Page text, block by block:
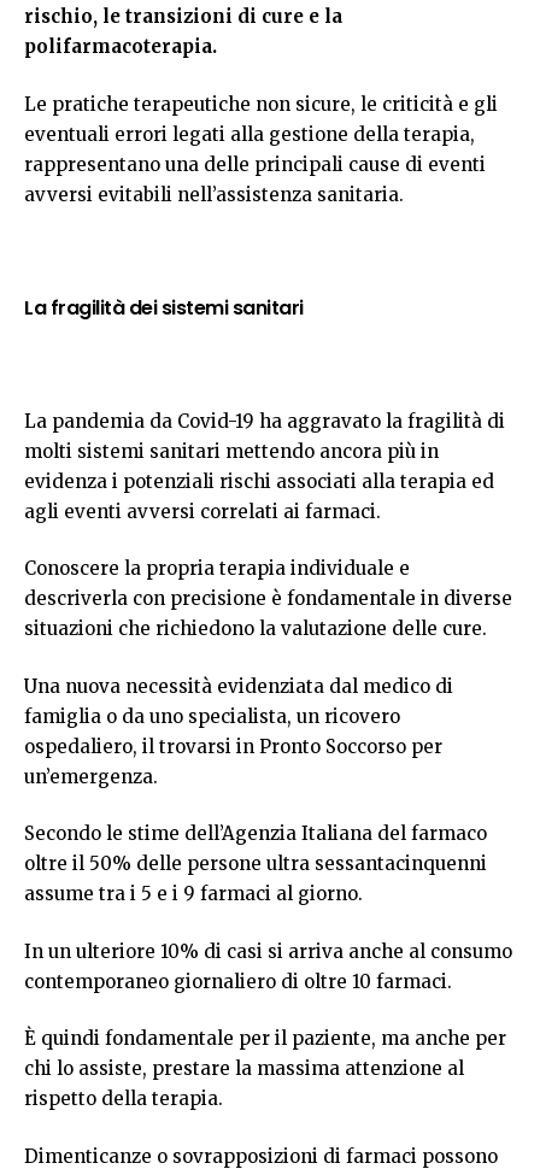
rischio, le transizioni di cure e la
polifarmacoterapia.
Le pratiche terapeutiche non sicure, le criticità e gli
eventuali errori legati alla gestione della terapia,
rappresentano una delle principali cause di eventi
avversi evitabili nell’assistenza sanitaria.
La fragilità dei sistemi sanitari
La pandemia da Covid-19 ha aggravato la fragilità di
molti sistemi sanitari mettendo ancora più in
evidenza i potenziali rischi associati alla terapia ed
agli eventi avversi correlati ai farmaci.
Conoscere la propria terapia individuale e
descriverla con precisione è fondamentale in diverse
situazioni che richiedono la valutazione delle cure.
Una nuova necessità evidenziata dal medico di
famiglia o da uno specialista, un ricovero
ospedaliero, il trovarsi in Pronto Soccorso per
un’emergenza.
Secondo le stime dell’Agenzia Italiana del farmaco
oltre il 50% delle persone ultra sessantacinquenni
assume tra i 5 e i 9 farmaci al giorno.
In un ulteriore 10% di casi si arriva anche al consumo
contemporaneo giornaliero di oltre 10 farmaci.
È quindi fondamentale per il paziente, ma anche per
chi lo assiste, prestare la massima attenzione al
rispetto della terapia.
Dimenticanze o sovrapposizioni di farmaci possono